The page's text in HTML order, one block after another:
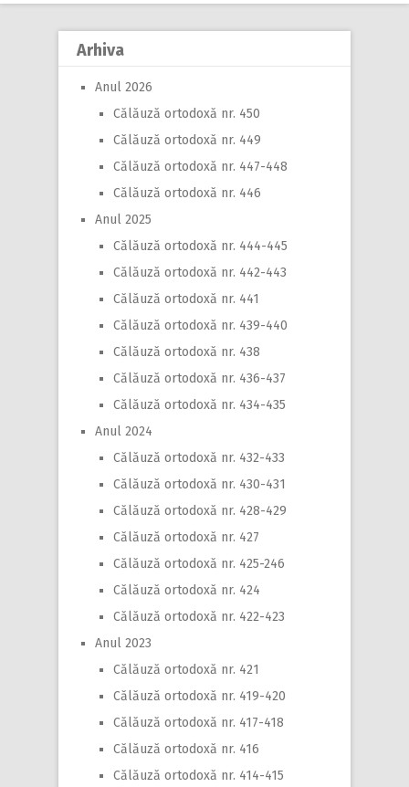
Arhiva
Anul 2026
Călăuză ortodoxă nr. 450
Călăuză ortodoxă nr. 449
Călăuză ortodoxă nr. 447-448
Călăuză ortodoxă nr. 446
Anul 2025
Călăuză ortodoxă nr. 444-445
Călăuză ortodoxă nr. 442-443
Călăuză ortodoxă nr. 441
Călăuză ortodoxă nr. 439-440
Călăuză ortodoxă nr. 438
Călăuză ortodoxă nr. 436-437
Călăuză ortodoxă nr. 434-435
Anul 2024
Călăuză ortodoxă nr. 432-433
Călăuză ortodoxă nr. 430-431
Călăuză ortodoxă nr. 428-429
Călăuză ortodoxă nr. 427
Călăuză ortodoxă nr. 425-246
Călăuză ortodoxă nr. 424
Călăuză ortodoxă nr. 422-423
Anul 2023
Călăuză ortodoxă nr. 421
Călăuză ortodoxă nr. 419-420
Călăuză ortodoxă nr. 417-418
Călăuză ortodoxă nr. 416
Călăuză ortodoxă nr. 414-415